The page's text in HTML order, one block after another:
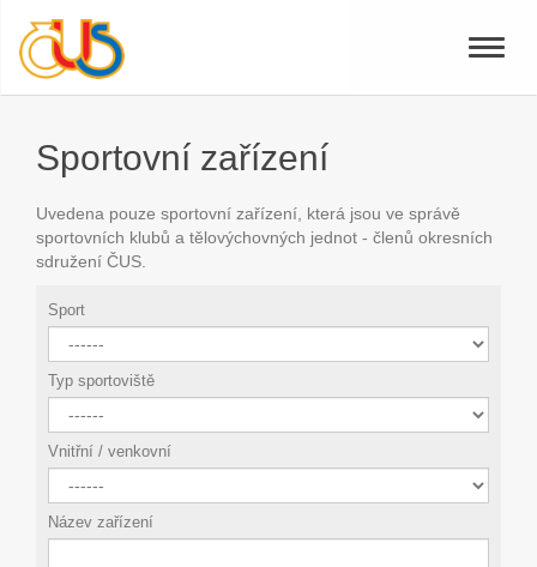
Toggle
Sportovní zařízení
Uvedena pouze sportovní zařízení, která jsou ve správě
sportovních klubů a tělovýchovných jednot - členů okresních
sdružení ČUS.
Sport
Typ sportoviště
Vnitřní / venkovní
Název zařízení